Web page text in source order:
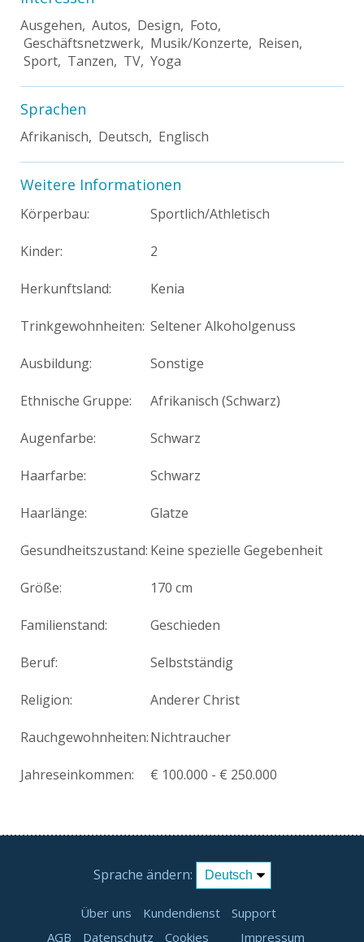
Ausgehen, Autos, Design, Foto,
Geschäftsnetzwerk, Musik/Konzerte, Reisen,
Sport, Tanzen, TV, Yoga
Sprachen
Afrikanisch, Deutsch, Englisch
Weitere Informationen
Körperbau: Sportlich/Athletisch
Kinder: 2
Herkunftsland: Kenia
Trinkgewohnheiten: Seltener Alkoholgenuss
Ausbildung: Sonstige
Ethnische Gruppe: Afrikanisch (Schwarz)
Augenfarbe: Schwarz
Haarfarbe: Schwarz
Haarlänge: Glatze
Gesundheitszustand: Keine spezielle Gegebenheit
Größe: 170 cm
Familienstand: Geschieden
Beruf: Selbstständig
Religion: Anderer Christ
Rauchgewohnheiten:Nichtraucher
Jahreseinkommen: € 100.000 - € 250.000
Sprache ändern:
Über uns Kundendienst
Support
AGB
Datenschutz Cookies Impressum